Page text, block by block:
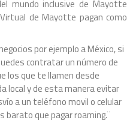
mundo inclusive de Mayotte
de Mayotte pagan como
por ejemplo a México, si
contratar un número de
los que te llamen desde
local y de esta manera evitar
a un teléfono movil o celular
barato que pagar roaming.¨